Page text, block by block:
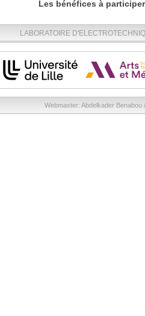
Les bénéfices à
LABORATOIRE
Webmaster: Abdelkader Benabou